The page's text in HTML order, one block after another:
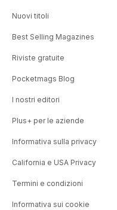
Nuovi titoli
Best Selling Magazines
Riviste gratuite
Pocketmags Blog
I nostri editori
Plus+ per le aziende
Informativa sulla privacy
California e USA Privacy
Termini e condizioni
Informativa sui cookie